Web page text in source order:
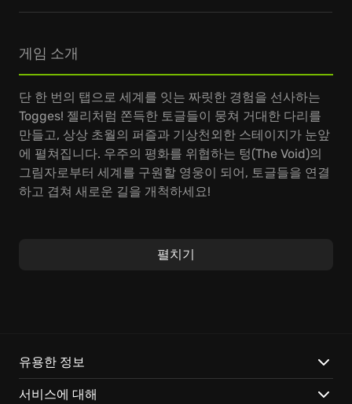
게임 소개
단 한 번의 탭으로 세계를 잇는 짜릿한 경험을 선사하는
Togges! 젤리처럼 쫀득한 토글들이 뭉쳐 거대한 다리를
만들고, 상상 초월의 퍼즐과 기상천외한 스테이지가 눈앞
에 펼쳐집니다. 우주의 평화를 위협하는 텅(The Void)의
그림자로부터 세계를 구원할 영웅이 되어, 토글들을 연결
하고 겹쳐 새로운 길을 개척하세요!
는 레벨 디자인과, 전략적인 퍼즐 플레이에 있습니다. 각
Togges에서만 경험할 수 있는 특별한 요소들:
펼치기
유용한 정보
서비스에 대해